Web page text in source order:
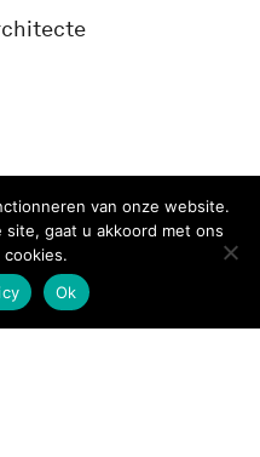
van onze website.
site, gaat u akkoord met ons
cookies.
Ok